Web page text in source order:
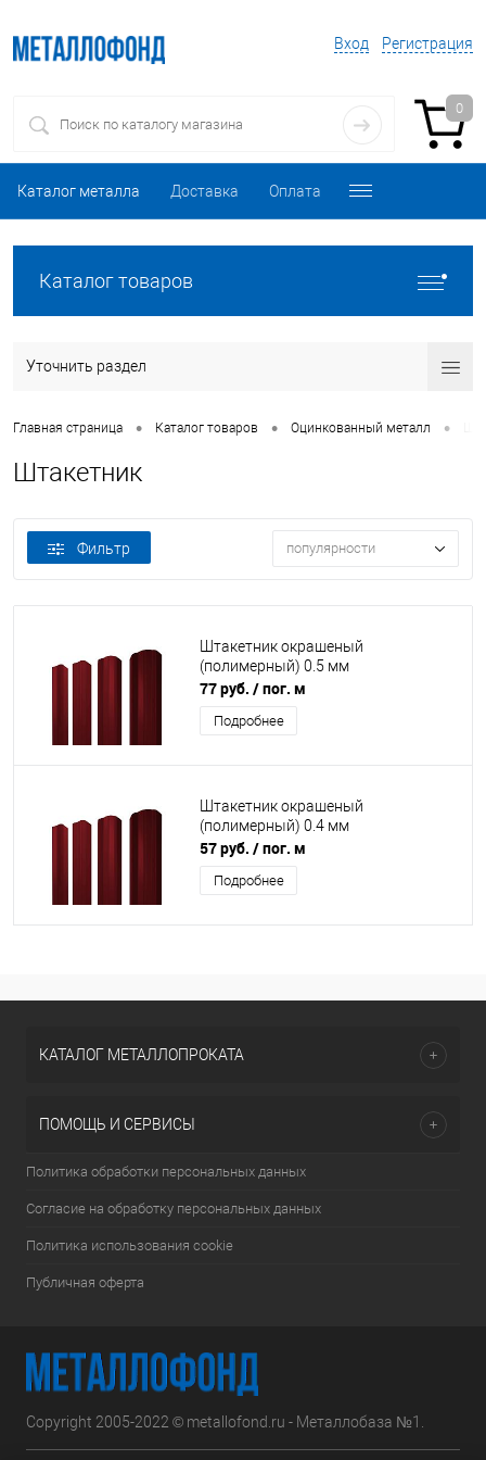
Вход Регистрация
0
Каталог металла Доставка Оплата
Каталог товаров
Уточнить раздел
Главная страница • Каталог товаров • Оцинкованный металл •
Штакетник
Фильтр популярности
Штакетник окрашеный
(полимерный) 0.5 мм
77 руб. / пог. м
Подробнее
Штакетник окрашеный
(полимерный) 0.4 мм
57 руб. / пог. м
Подробнее
КАТАЛОГ МЕТАЛЛОПРОКАТА
ПОМОЩЬ И СЕРВИСЫ
Политика обработки персональных данных
Согласие на обработку персональных данных
Политика использования cookie
Публичная оферта
Copyright 2005-2022 © metallofond.ru - Металлобаза №1.